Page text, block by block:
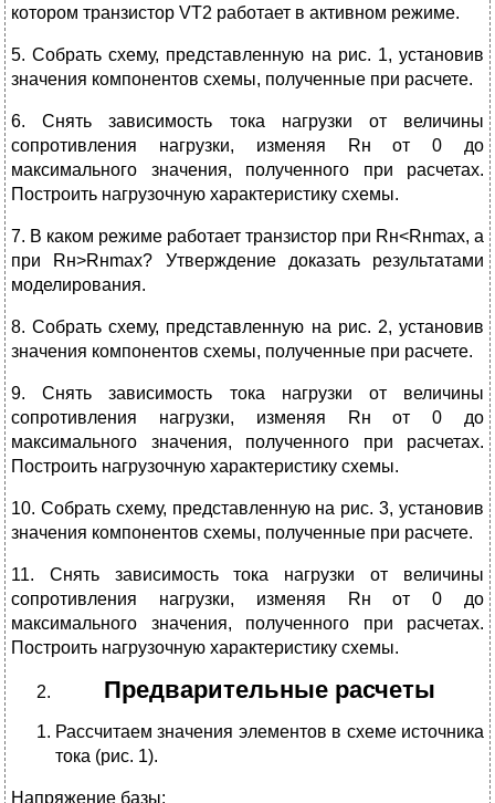
котором транзистор VТ2 работает в активном режиме.
5. Собрать схему, представленную на рис. 1, установив
значения компонентов схемы, полученные при расчете.
6. Снять зависимость тока нагрузки от величины
сопротивления нагрузки, изменяя Rн от 0 до
максимального значения, полученного при расчетах.
Построить нагрузочную характеристику схемы.
7. В каком режиме работает транзистор при Rн<Rнmax, а
при Rн>Rнmax? Утверждение доказать результатами
моделирования.
8. Собрать схему, представленную на рис. 2, установив
значения компонентов схемы, полученные при расчете.
9. Снять зависимость тока нагрузки от величины
сопротивления нагрузки, изменяя Rн от 0 до
максимального значения, полученного при расчетах.
Построить нагрузочную характеристику схемы.
10. Собрать схему, представленную на рис. 3, установив
значения компонентов схемы, полученные при расчете.
11. Снять зависимость тока нагрузки от величины
сопротивления нагрузки, изменяя Rн от 0 до
максимального значения, полученного при расчетах.
Построить нагрузочную характеристику схемы.
Предварительные расчеты
Рассчитаем значения элементов в схеме источника
тока (рис. 1).
Напряжение базы: